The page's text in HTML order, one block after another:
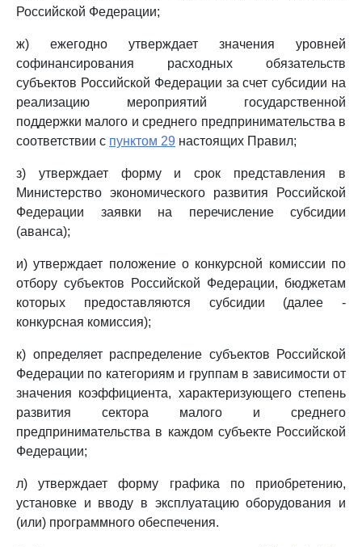
Российской Федерации;
ж) ежегодно утверждает значения уровней
софинансирования расходных обязательств
субъектов Российской Федерации за счет субсидии на
реализацию мероприятий государственной
поддержки малого и среднего предпринимательства в
соответствии с пунктом 29 настоящих Правил;
з) утверждает форму и срок представления в
Министерство экономического развития Российской
Федерации заявки на перечисление субсидии
(аванса);
и) утверждает положение о конкурсной комиссии по
отбору субъектов Российской Федерации, бюджетам
которых предоставляются субсидии (далее -
конкурсная комиссия);
к) определяет распределение субъектов Российской
Федерации по категориям и группам в зависимости от
значения коэффициента, характеризующего степень
развития сектора малого и среднего
предпринимательства в каждом субъекте Российской
Федерации;
л) утверждает форму графика по приобретению,
установке и вводу в эксплуатацию оборудования и
(или) программного обеспечения.